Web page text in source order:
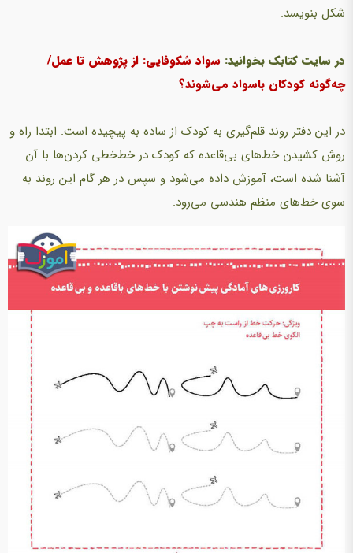
شکل بنویسد.
در سایت کتابک بخوانید: سواد شکوفایی: از پژوهش تا عمل/
چه‌گونه کودکان باسواد می‌شوند؟
در این دفتر روند قلم‌گیری به کودک از ساده به پیچیده است. ابتدا راه و
روش کشیدن خط‌های بی‌قاعده که کودک در خط‌خطی کردن‌ها با آن
آشنا شده است، آموزش داده می‌شود و سپس در هر گام این روند به
سوی خط‌های منظم هندسی می‌‌رود.